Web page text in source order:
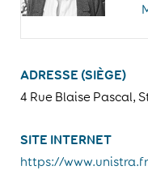
ADRESSE (SIÈGE)
4 Rue Blaise Pascal,
SITE INTERNET
https://